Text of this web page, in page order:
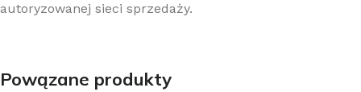
autoryzowanej sieci sprzedaży.
Powązane produkty